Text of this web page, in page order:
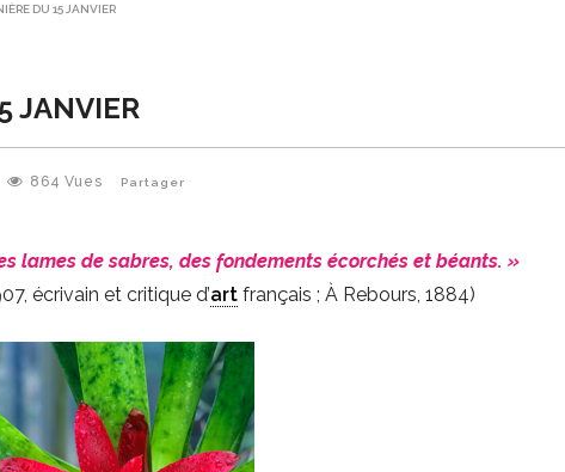
DU 15 JANVIER
JANVIER
864 Vues Partager
lames de sabres, des fondements écorchés et béants. »
écrivain et critique d’art français ; À Rebours, 1884)